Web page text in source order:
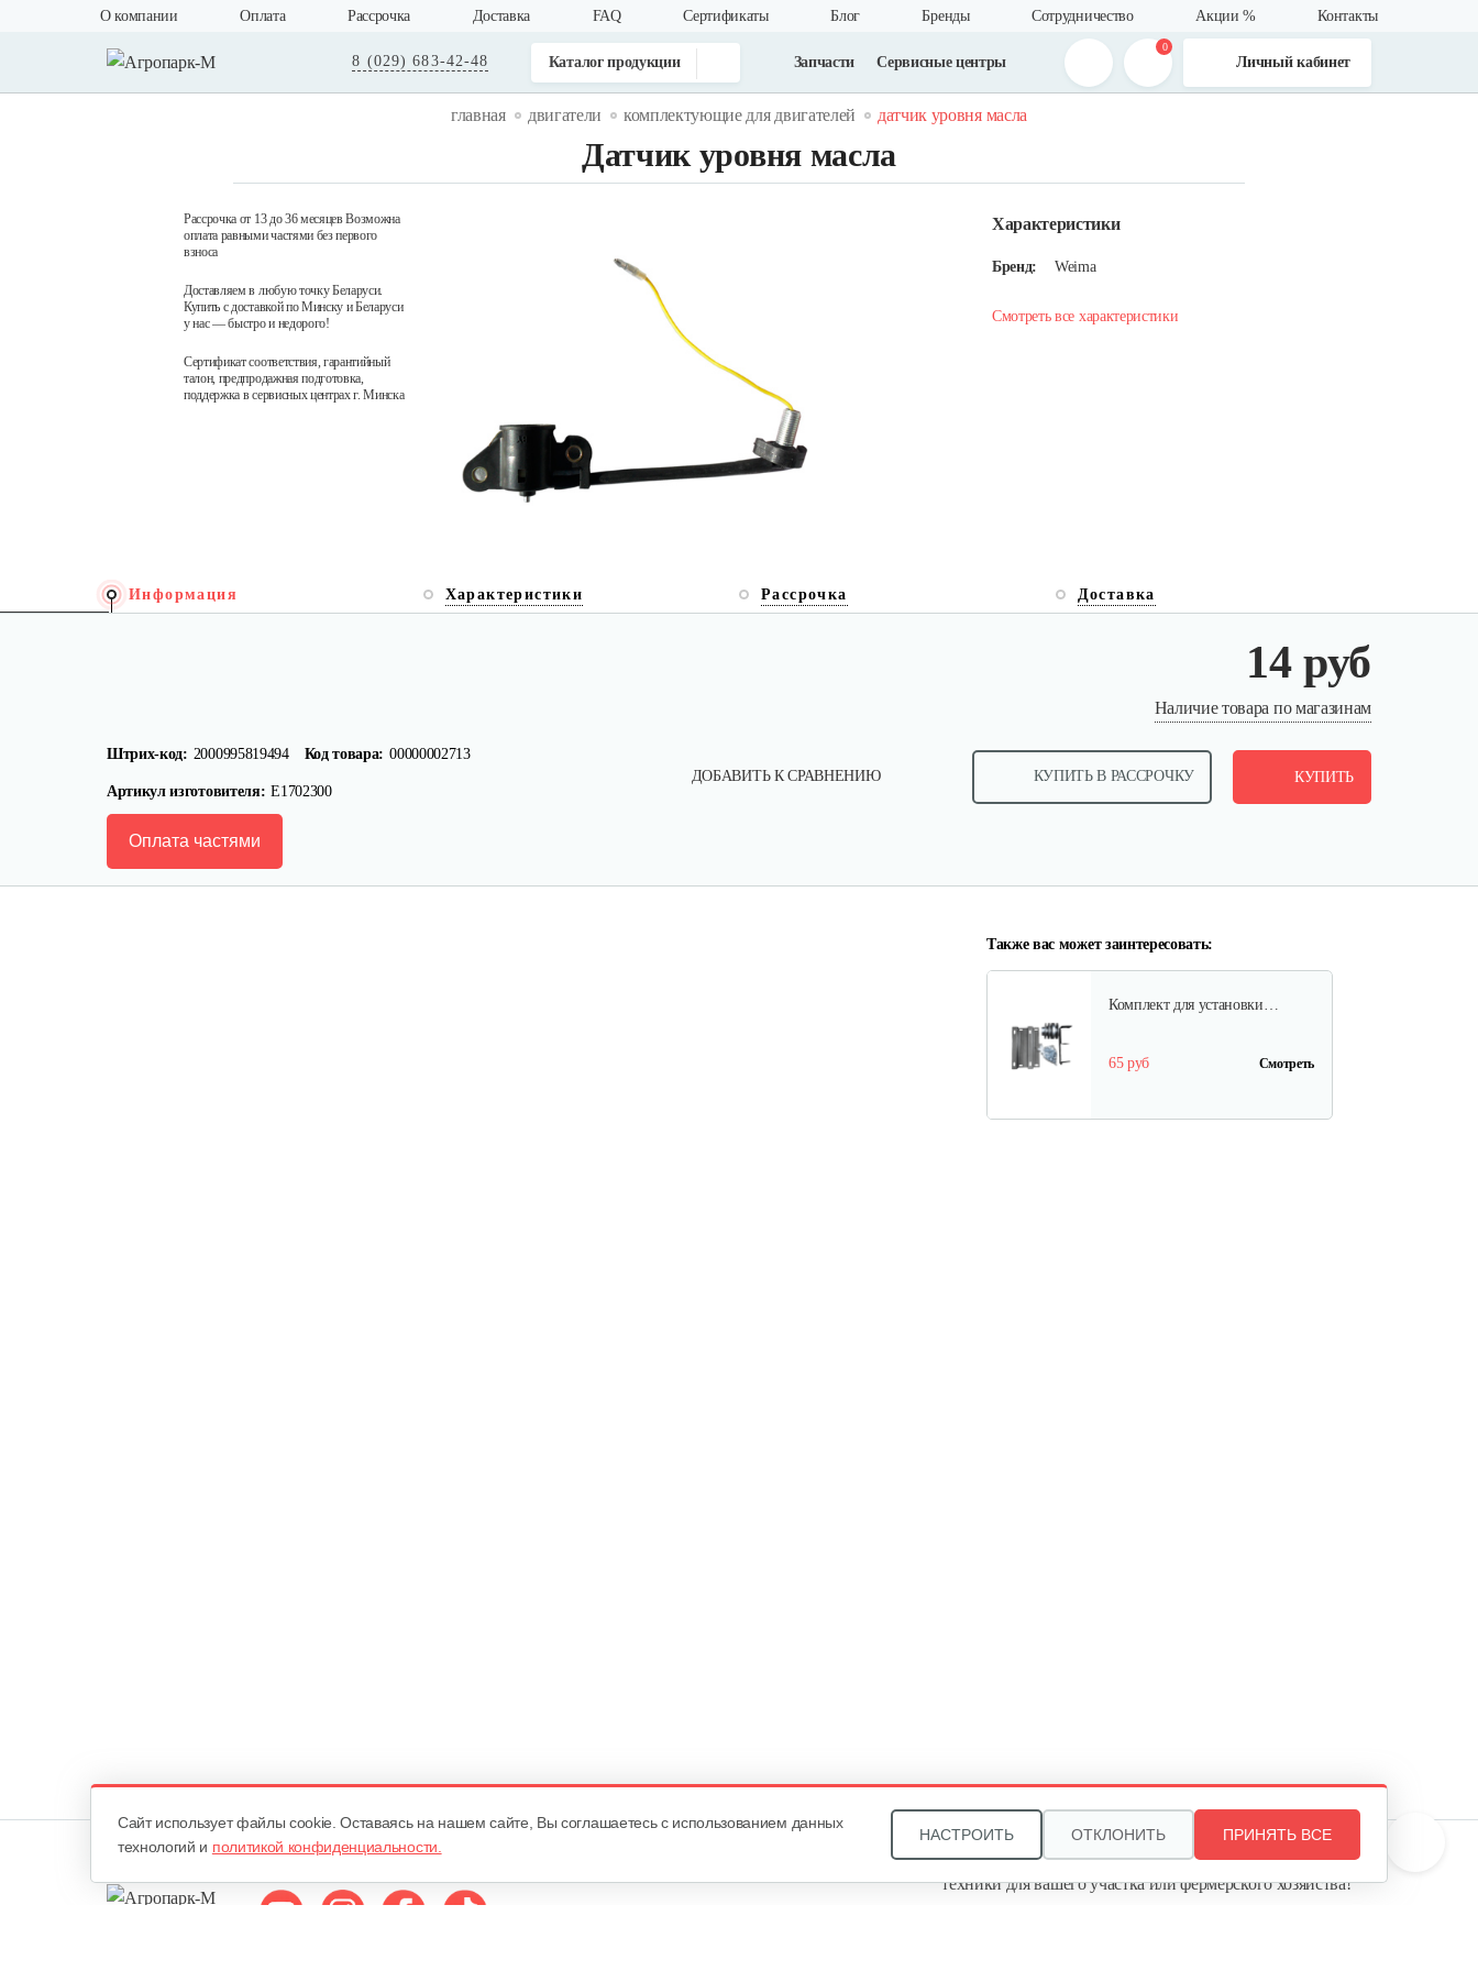
О компании Оплата Рассрочка Доставка FAQ Cертификаты Блог Бренды Сотрудничество Акции % Контакты
8 (029) 683-42-48 Каталог продукции Запчасти Сервисные центры
0
Личный кабинет
главная двигатели комплектующие для двигателей датчик уровня масла
Датчик уровня масла
Рассрочка от 13 до 36 месяцев Возможна
оплата равными частями без первого
взноса
Доставляем в любую точку Беларуси.
Купить с доставкой по Минску и Беларуси
у нас — быстро и недорого!
Сертификат соответствия, гарантийный
талон, предпродажная подготовка,
поддержка в сервисных центрах г. Минска
Характеристики
Бренд: Weima
Смотреть все характеристики
Информация Характеристики Рассрочка Доставка
14 руб
Наличие товара по магазинам
Штрих-код: 2000995819494 Код товара: 00000002713
Артикул изготовителя: E1702300
ДОБАВИТЬ К СРАВНЕНИЮ КУПИТЬ В РАССРОЧКУ КУПИТЬ
Оплата частями
Также вас может заинтересовать:
Комплект для установки…
65 руб Смотреть
Звоните, и мы поможем подобрать идеальный вариант
техники для вашего участка или фермерского хозяйства!
Cайт использует файлы cookie. Оставаясь на нашем сайте, Вы соглашаетесь с использованием данных
технологий и политикой конфиденциальности.
НАСТРОИТЬ ОТКЛОНИТЬ ПРИНЯТЬ ВСЕ